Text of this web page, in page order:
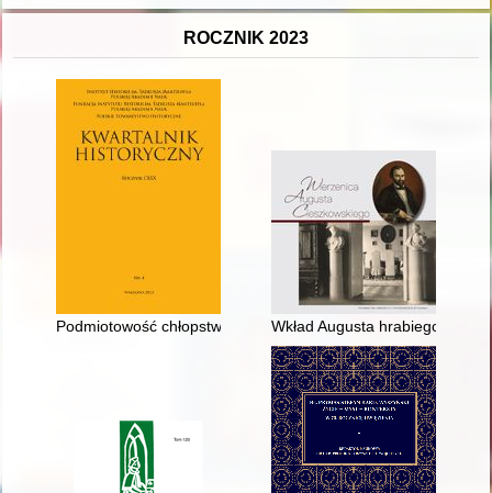
ROCZNIK 2023
Podmiotowość chłopstwa staropolskiegoWkład Augusta hrabiego